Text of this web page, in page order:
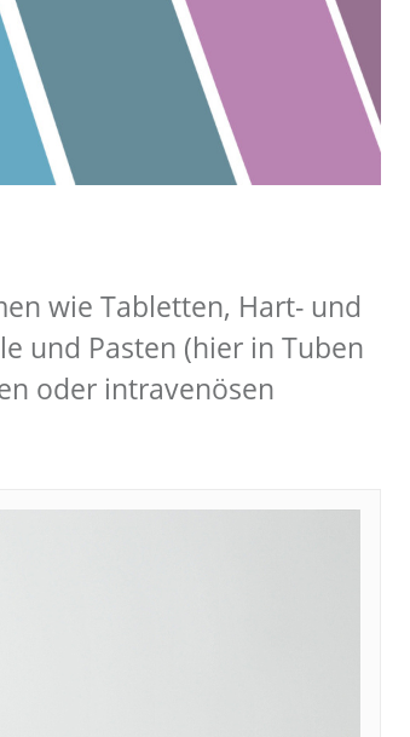
wie Tabletten, Hart- und
und Pasten (hier in Tuben
oder intravenösen